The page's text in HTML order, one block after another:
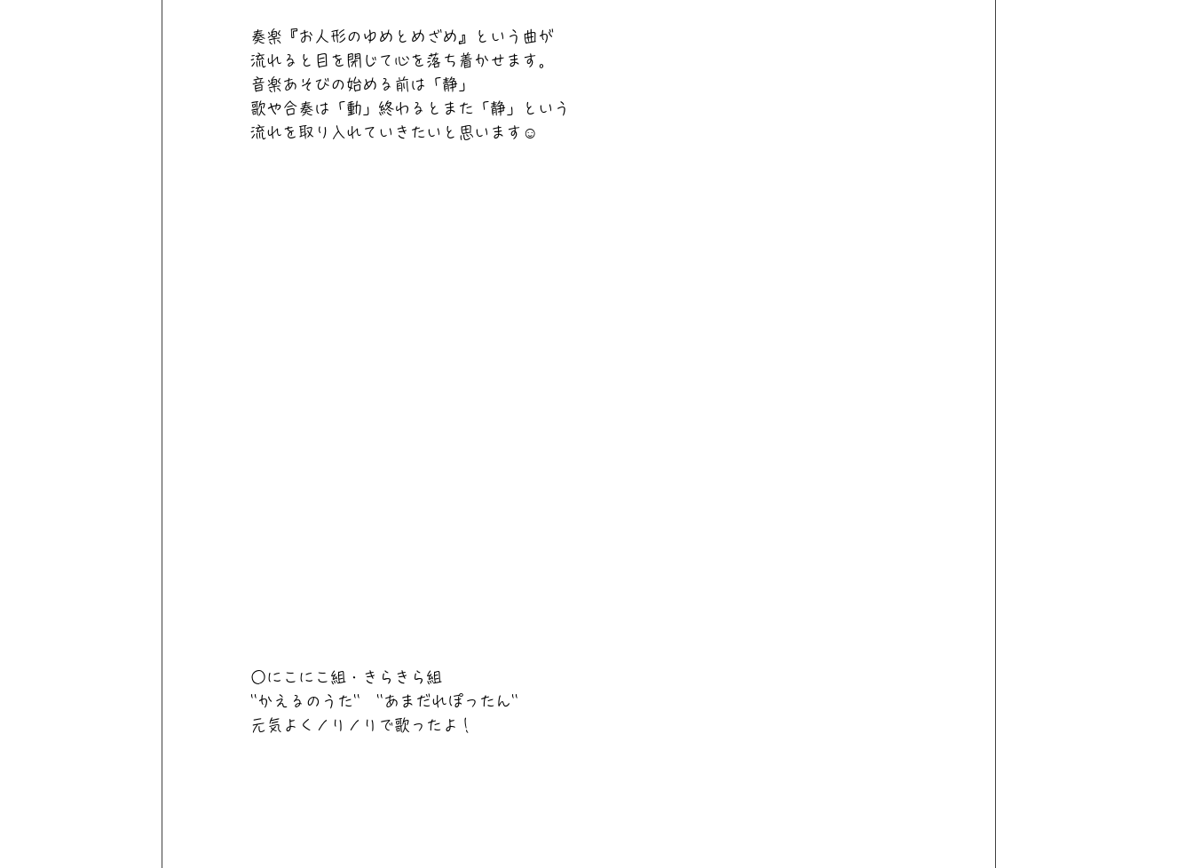
奏楽『お人形のゆめとめざめ』という曲が
流れると目を閉じて心を落ち着かせます。
音楽あそびの始める前は「静」
歌や合奏は「動」終わるとまた「静」という
流れを取り入れていきたいと思います☺
○にこにこ組・きらきら組
''かえるのうた''　''あまだれぽったん''
元気よくノリノリで歌ったよ！